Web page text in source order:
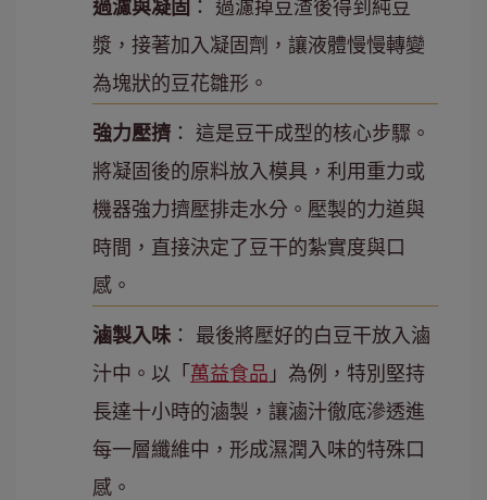
過濾與凝固 ： 過濾掉豆渣後得到純豆
漿，接著加入凝固劑，讓液體慢慢轉變
為塊狀的豆花雛形。
強力壓擠 ： 這是豆干成型的核心步驟。
將凝固後的原料放入模具，利用重力或
機器強力擠壓排走水分。壓製的力道與
時間，直接決定了豆干的紮實度與口
感。
滷製入味 ： 最後將壓好的白豆干放入滷
汁中。以「 萬益食品 」為例，特別堅持
長達十小時的滷製，讓滷汁徹底滲透進
每一層纖維中，形成濕潤入味的特殊口
感。